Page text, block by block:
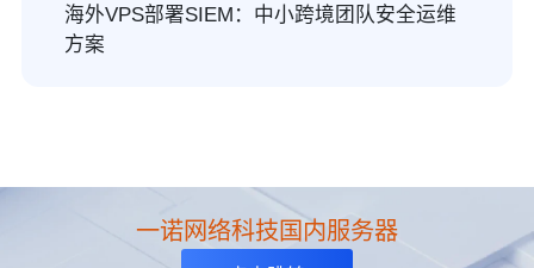
海外VPS部署SIEM：中小跨境团队安全运维
方案
一诺网络科技国内服务器